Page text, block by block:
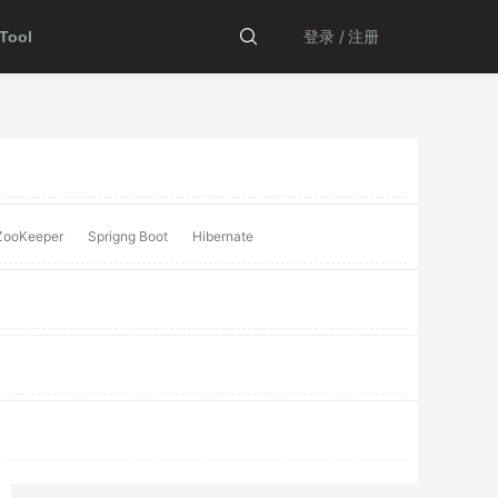
登录 /注册
Sprigng Boot Hibernate